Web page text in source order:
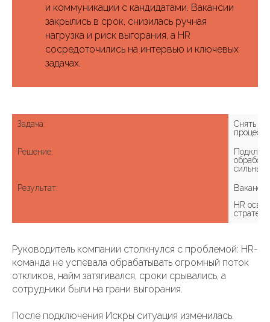
и коммуникации с кандидатами. Вакансии
закрылись в срок, снизилась ручная
нагрузка и риск выгорания, а HR
сосредоточились на интервью и ключевых
задачах.
Задача: Снять
Решение:
Результат:
HR
Руководитель компании столкнулся с проблемой: HR-
команда не успевала обрабатывать огромный поток
откликов, найм затягивался, сроки срывались, а
сотрудники были на грани выгорания.
После подключения Искры ситуация изменилась.